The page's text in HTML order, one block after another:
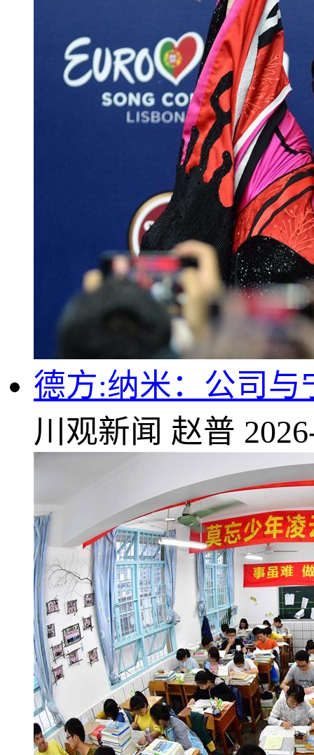
德方:纳米：公司与
川观新闻 赵普